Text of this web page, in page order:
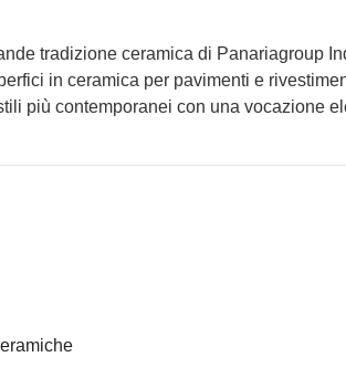
tradizione ceramica di Panariagroup
in ceramica per pavimenti e
più contemporanei con una vocazione